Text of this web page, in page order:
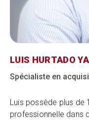
LUIS HURTADO
Spécialiste en
Luis possède plus de
professionnelle dans